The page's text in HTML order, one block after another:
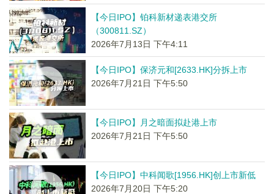
【今日IPO】铂科新材递表港交所
（300811.SZ）
2026年7月13日 下午4:11
【今日IPO】保济元和[2633.HK]分拆上市
2026年7月21日 下午5:50
【今日IPO】月之暗面拟赴港上市
2026年7月21日 下午5:50
【今日IPO】中科闻歌[1956.HK]创上市新低
2026年7月20日 下午5:20